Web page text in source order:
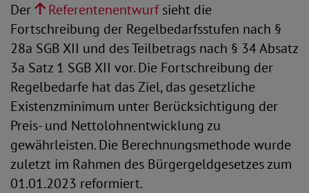
Der Referentenentwurfsieht die
Fortschreibung der Regelbedarfsstufen nach §
28a SGB XII und des Teilbetrags nach § 34 Absatz
3a Satz 1 SGB XII vor. Die Fortschreibung der
Regelbedarfe hat das Ziel, das gesetzliche
Existenzminimum unter Berücksichtigung der
Preis- und Nettolohnentwicklung zu
gewährleisten. Die Berechnungsmethode wurde
zuletzt im Rahmen des Bürgergeldgesetzes zum
01.01.2023 reformiert.